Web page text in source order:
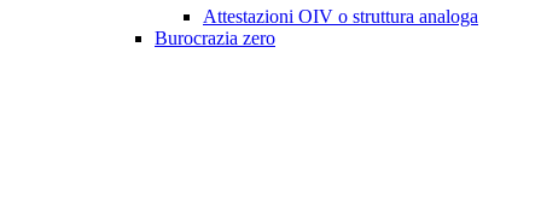
Attestazioni OIV o struttura analoga
Burocrazia zero